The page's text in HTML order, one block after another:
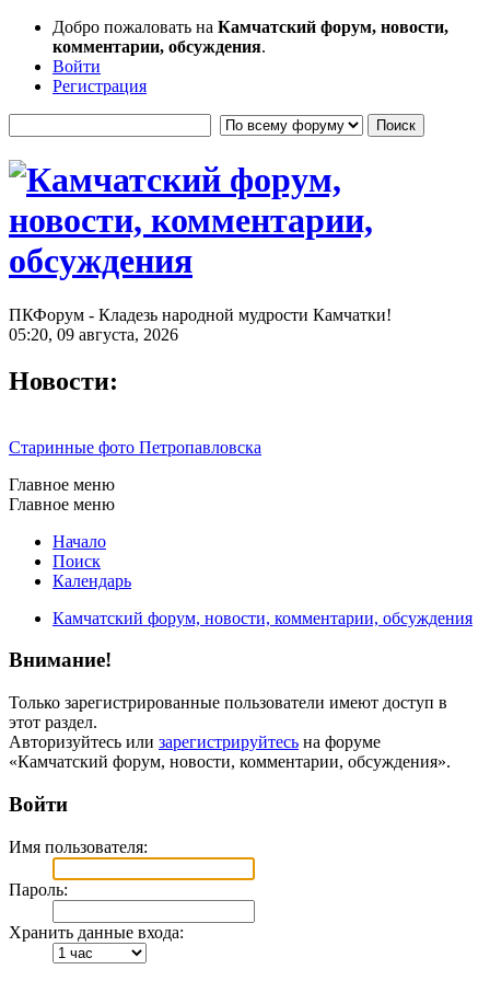
Добро пожаловать на Камчатский форум, новости,
комментарии, обсуждения.
Войти
Регистрация
ПКФорум - Кладезь народной мудрости Камчатки!
05:20, 09 августа, 2026
Новости:
Старинные фото Петропавловска
Главное меню
Главное меню
Начало
Поиск
Календарь
Камчатский форум, новости, комментарии, обсуждения
Внимание!
Только зарегистрированные пользователи имеют доступ в
этот раздел.
Авторизуйтесь или зарегистрируйтесь на форуме
«Камчатский форум, новости, комментарии, обсуждения».
Войти
Имя пользователя:
Пароль:
Хранить данные входа: